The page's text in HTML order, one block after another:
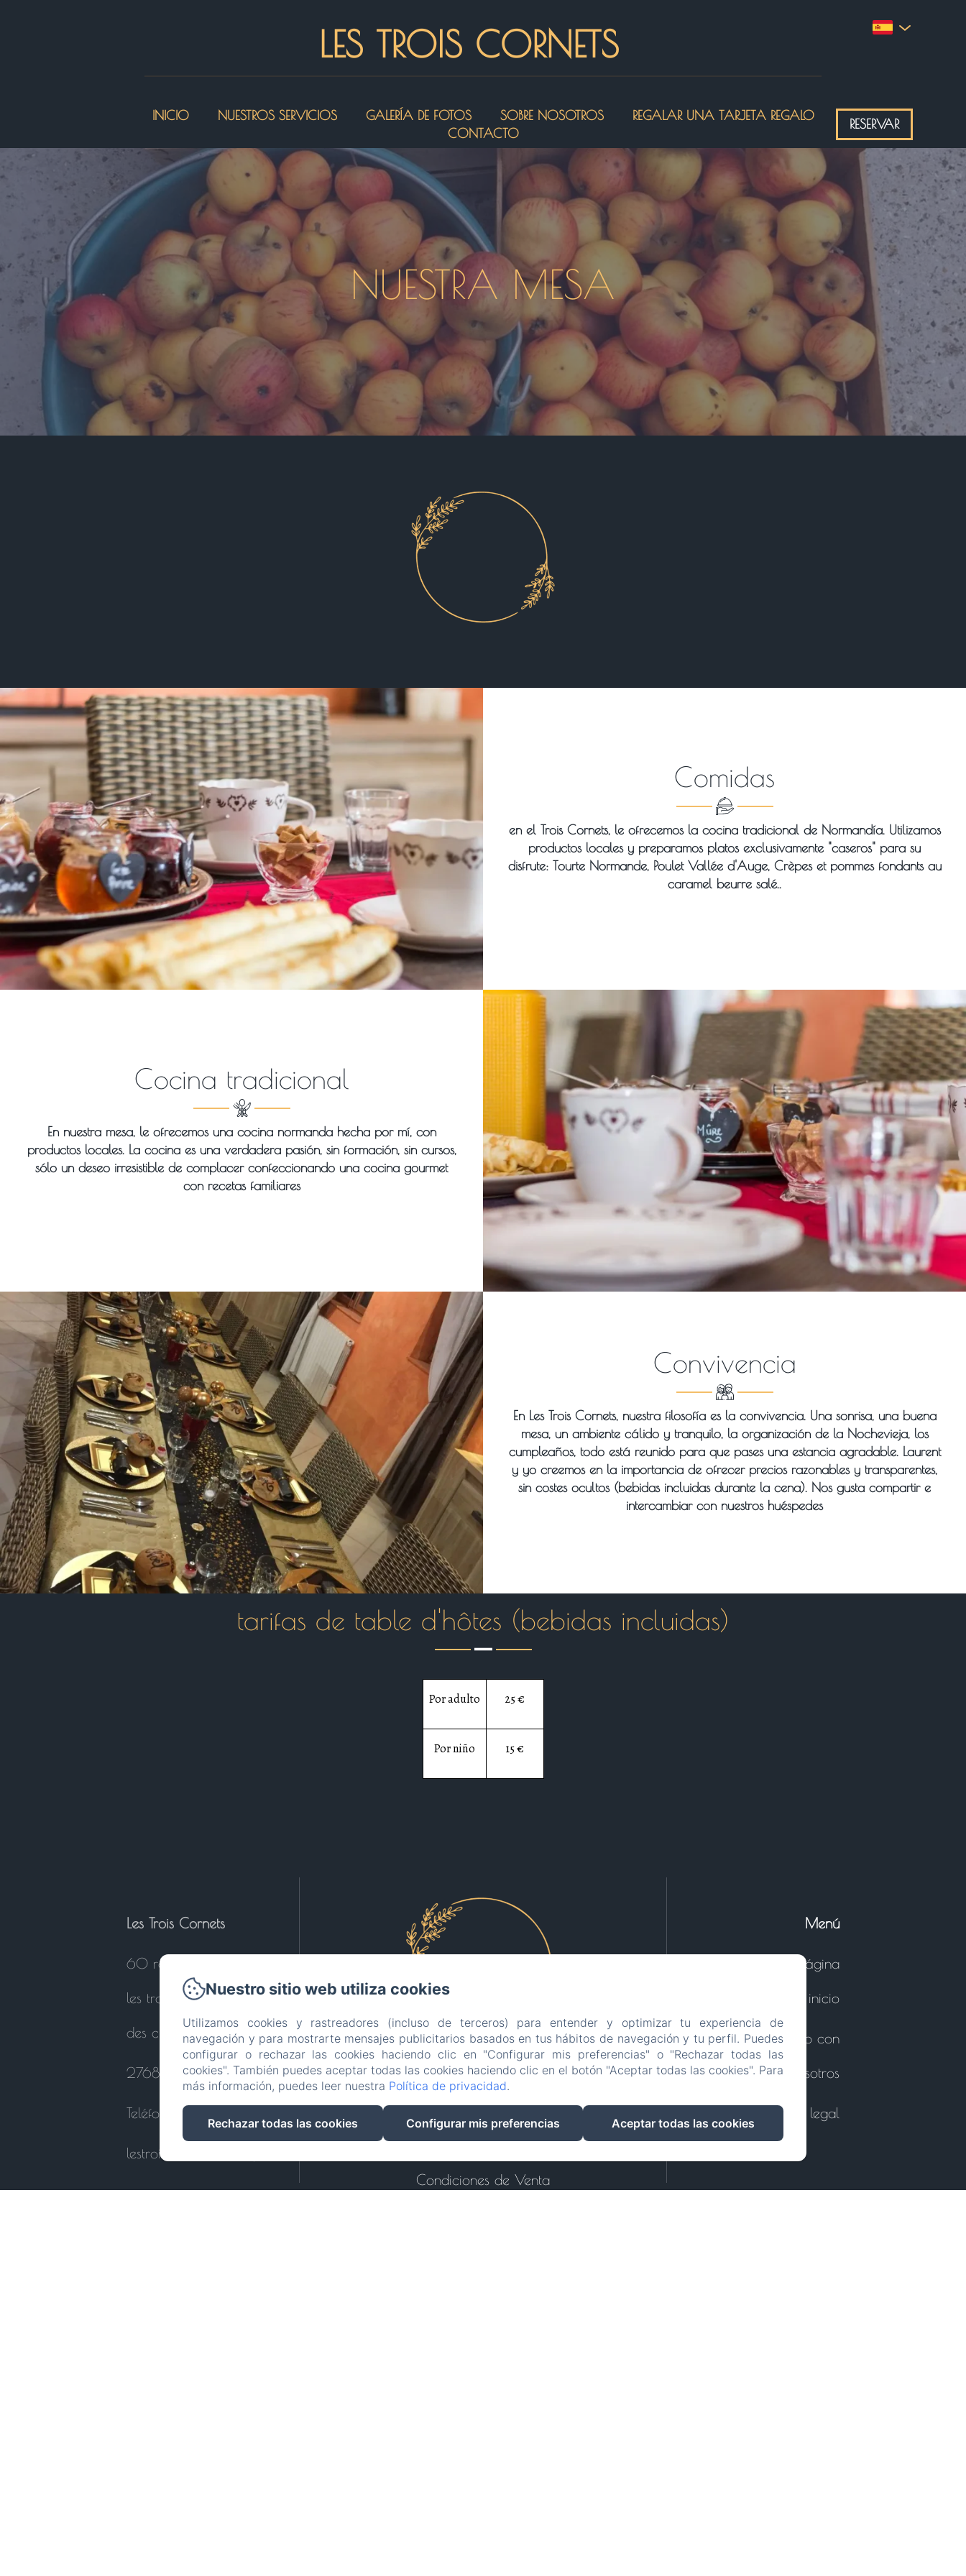
LES TROIS CORNETS
INICIO NUESTROS SERVICIOS GALERÍA DE FOTOS SOBRE NOSOTROS
REGALAR UNA TARJETA REGALO
CONTACTO
RESERVAR
NUESTRA MESA
Comidas
en el Trois Cornets, le ofrecemos la cocina tradicional de Normandía. Utilizamos
productos locales y preparamos platos exclusivamente "caseros" para su
disfrute: Tourte Normande, Poulet Vallée d'Auge, Crèpes et pommes fondants au
caramel beurre salé..
Cocina tradicional
En nuestra mesa, le ofrecemos una cocina normanda hecha por mí, con
productos locales. La cocina es una verdadera pasión, sin formación, sin cursos,
sólo un deseo irresistible de complacer confeccionando una cocina gourmet
con recetas familiares
Convivencia
En Les Trois Cornets, nuestra filosofía es la convivencia. Una sonrisa, una buena
mesa, un ambiente cálido y tranquilo, la organización de la Nochevieja, los
cumpleaños, todo está reunido para que pases una estancia agradable. Laurent
y yo creemos en la importancia de ofrecer precios razonables y transparentes,
sin costes ocultos (bebidas incluidas durante la cena). Nos gusta compartir e
intercambiar con nuestros huéspedes
tarifas de table d'hôtes (bebidas incluidas)
Por adulto 25 €
Por niño 15 €
Les Trois Cornets
60 route de bouquelon
les trois cornets st ouen
des champs
27680 - Le Perrey
Teléfono: 0664121447
lestroiscornets@orange.fr
EN ES DE
PT
Condiciones de Venta
Menú
Volver a la página
de inicio
Contacto con
nosotros
Información legal
Nuestro sitio web utiliza cookies
Utilizamos cookies y rastreadores (incluso de terceros) para entender y optimizar tu experiencia de
navegación y para mostrarte mensajes publicitarios basados en tus hábitos de navegación y tu perfil. Puedes
configurar o rechazar las cookies haciendo clic en "Configurar mis preferencias" o "Rechazar todas las
cookies". También puedes aceptar todas las cookies haciendo clic en el botón "Aceptar todas las cookies". Para
más información, puedes leer nuestra Política de privacidad.
Rechazar todas las cookies Configurar mis preferencias Aceptar todas las cookies